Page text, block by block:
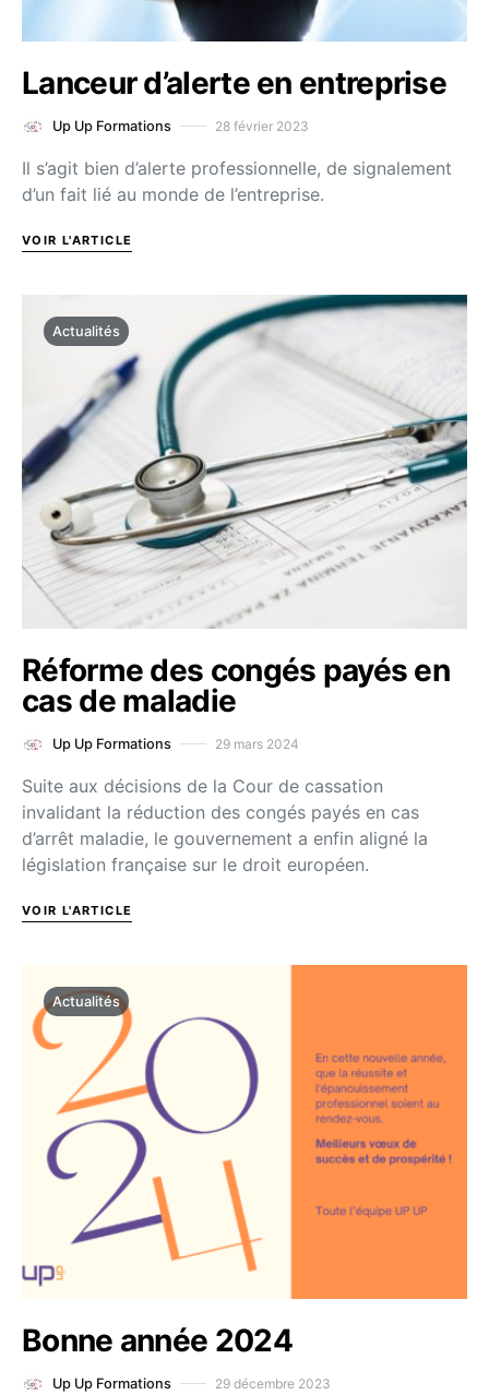
Lanceur d’alerte en entreprise
Up Up Formations 28 février 2023
Il s’agit bien d’alerte professionnelle, de signalement
d’un fait lié au monde de l’entreprise.
VOIR L'ARTICLE
Actualités
Réforme des congés payés en
cas de maladie
Up Up Formations 29 mars 2024
Suite aux décisions de la Cour de cassation
invalidant la réduction des congés payés en cas
d’arrêt maladie, le gouvernement a enfin aligné la
législation française sur le droit européen.
VOIR L'ARTICLE
Actualités
Bonne année 2024
Up Up Formations 29 décembre 2023